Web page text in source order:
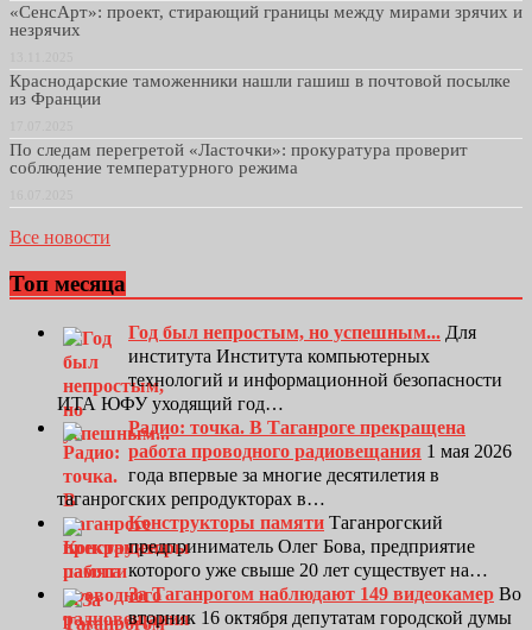
«СенсАрт»: проект, стирающий границы между мирами зрячих и
незрячих
Краснодарские таможенники нашли гашиш в почтовой посылке
из Франции
По следам перегретой «Ласточки»: прокуратура проверит
соблюдение температурного режима
Все новости
Топ месяца
Год был непростым, но успешным... Для
института Института компьютерных
технологий и информационной безопасности
ИТА ЮФУ уходящий год…
Радио: точка. В Таганроге прекращена
работа проводного радиовещания 1 мая 2026
года впервые за многие десятилетия в
таганрогских репродукторах в…
Конструкторы памяти Таганрогский
предприниматель Олег Бова, предприятие
которого уже свыше 20 лет существует на…
За Таганрогом наблюдают 149 видеокамер Во
вторник 16 октября депутатам городской думы